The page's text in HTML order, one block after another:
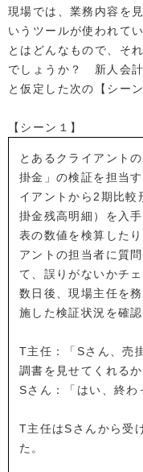
現場では、業務内容を
いうツールが使われて
とはどんなもので、そ
でしょうか？ 新人会計
と仮定した次の【シー
【シーン１】
とあるクライアント
掛金」の検証を担当
イアントから2期比較
掛金残高明細）を入
表の数値を検算した
アントの担当者に質
て、誤りがないかチ
数日後、現場主任を
施した検証状況を確
T主任：「Sさん、売
調書を見せてくれるか
Sさん：「はい、終わ
T主任はSさんから受
た。